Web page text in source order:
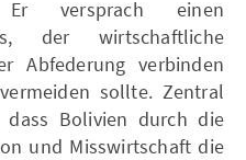
Er versprach einen
der wirtschaftliche
Abfederung verbinden
sollte. Zentral
Bolivien durch die
und Misswirtschaft die